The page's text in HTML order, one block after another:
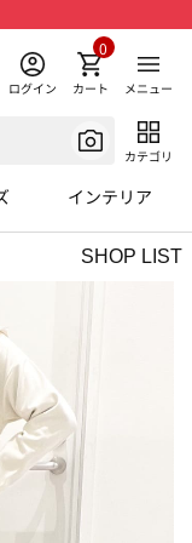
ログイン カート
0
メニュー
カテゴリ
インテリア
SHOP LIST